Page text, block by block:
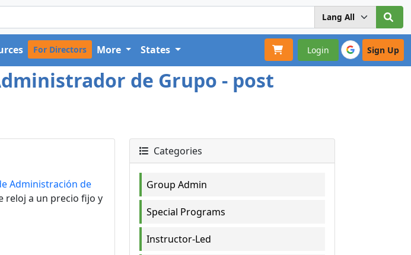
Login Sign Up
For Directors More States
de Grupo - post
Administración de
reloj a un precio fijo y
Categories
Group Admin
Special Programs
Instructor-Led